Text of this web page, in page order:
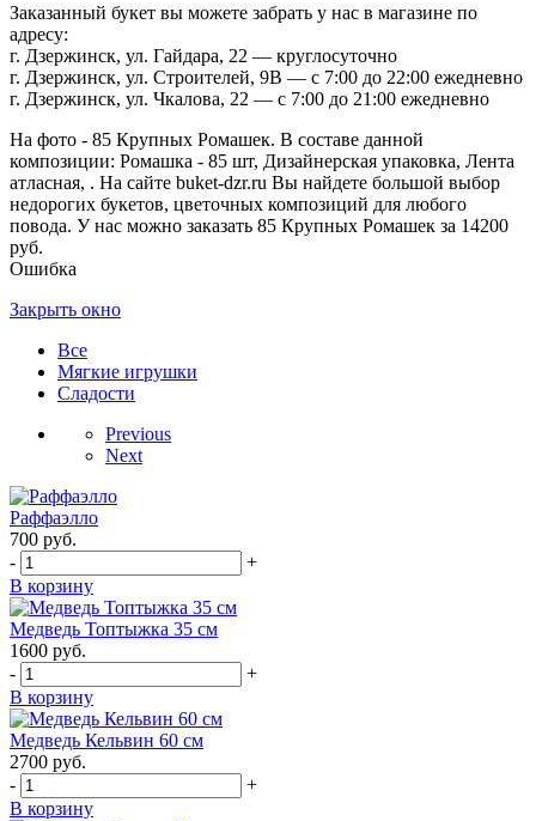
Заказанный букет вы можете забрать у нас в магазине по
адресу:
г. Дзержинск, ул. Гайдара, 22 — круглосуточно
г. Дзержинск, ул. Строителей, 9В — с 7:00 до 22:00 ежедневно
г. Дзержинск, ул. Чкалова, 22 — с 7:00 до 21:00 ежедневно
На фото - 85 Крупных Ромашек. В составе данной
композиции: Ромашка - 85 шт, Дизайнерская упаковка, Лента
атласная, . На сайте buket-dzr.ru Вы найдете большой выбор
недорогих букетов, цветочных композиций для любого
повода. У нас можно заказать 85 Крупных Ромашек за 14200
руб.
Ошибка
Закрыть окно
Все
Мягкие игрушки
Сладости
Previous
Next
Раффаэлло
700 руб.
-
+
В корзину
Медведь Топтыжка 35 см
1600 руб.
-
+
В корзину
Медведь Кельвин 60 см
2700 руб.
-
+
В корзину